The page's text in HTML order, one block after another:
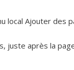
local Ajouter des
juste après la